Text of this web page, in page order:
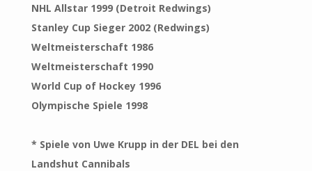
NHL Allstar 1999 (Detroit Redwings)
Stanley Cup Sieger 2002 (Redwings)
Weltmeisterschaft 1986
Weltmeisterschaft 1990
World Cup of Hockey 1996
Olympische Spiele 1998
* Spiele von Uwe Krupp in der DEL bei den
Landshut Cannibals